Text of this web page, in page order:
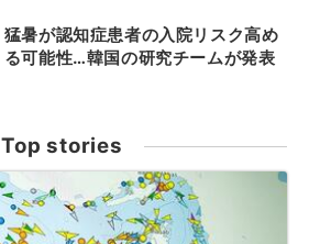
猛暑が認知症患者の入院リスク高め
る可能性…韓国の研究チームが発表
Top stories